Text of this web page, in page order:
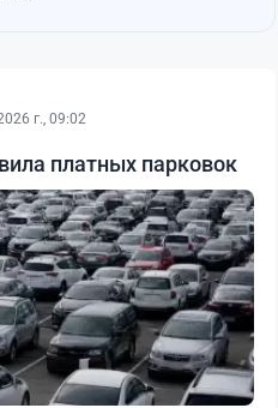
г., 09:02
платных парковок